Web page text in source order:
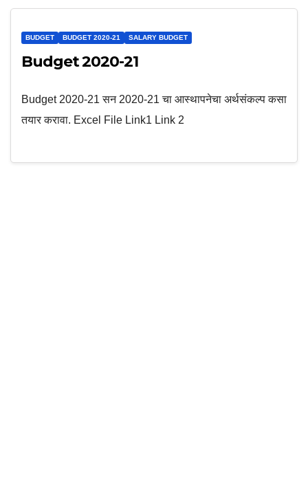
BUDGET BUDGET 2020-21 SALARY BUDGET
Budget 2020-21
Budget 2020-21 सन 2020-21 चा आस्थापनेचा अर्थसंकल्प कसा
तयार करावा. Excel File Link1 Link 2